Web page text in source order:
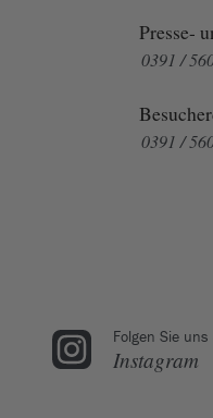
Presse-
0391 /
0391 /
Folgen Sie
Instagram